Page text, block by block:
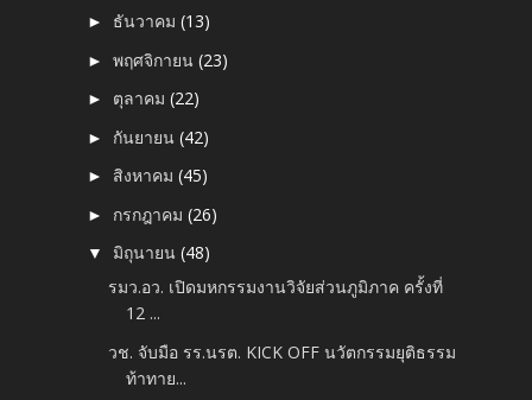
► ธันวาคม(13)
►พฤศจิกายน(23)
► ตุลาคม(22)
► กันยายน(42)
► สิงหาคม(45)
► กรกฎาคม(26)
▼ มิถุนายน(48)
รมว.อว. เปิดมหกรรมงานวิจัยส่วนภูมิภาค ครั้งที่
12 ...
วช. จับมือ รร.นรต. KICK OFF นวัตกรรมยุติธรรม
ท้าทาย...